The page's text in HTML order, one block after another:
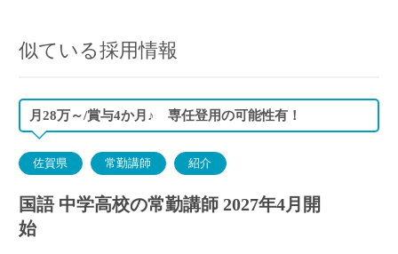
似ている採用情報
月28万～/賞与4か月♪ 専任登用の可能性有！
佐賀県 常勤講師 紹介
国語 中学高校の常勤講師 2027年4月開
始